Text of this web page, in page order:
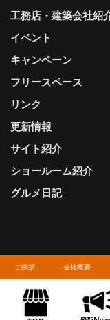
ご挨拶 会社概要
更新情報
サイト紹介
ショールーム紹介
グルメ日記
工務店・建築会社紹
イベント
キャンペーン
フリースペース
リンク
お